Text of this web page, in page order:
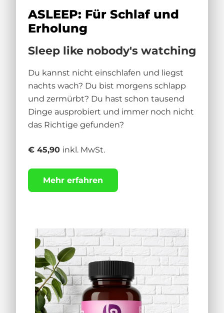
ASLEEP: Für Schlaf und
Erholung
Sleep like nobody's watching
Du kannst nicht einschlafen und liegst
nachts wach? Du bist morgens schlapp
und zermürbt? Du hast schon tausend
Dinge ausprobiert und immer noch nicht
das Richtige gefunden?
€ 45,90 inkl. MwSt.
Mehr erfahren